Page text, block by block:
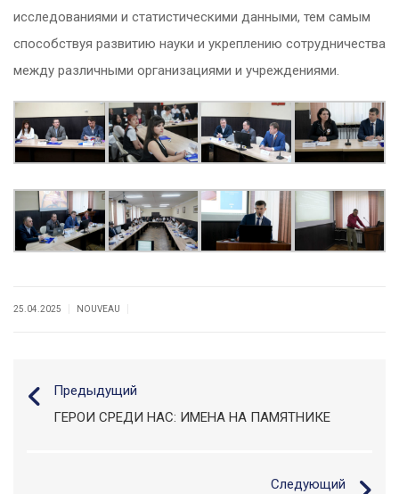
исследованиями и статистическими данными, тем самым
способствуя развитию науки и укреплению сотрудничества
между различными организациями и учреждениями.
25.04.2025 NOUVEAU
Предыдущий
ГЕРОИ СРЕДИ НАС: ИМЕНА НА ПАМЯТНИКЕ
Следующий